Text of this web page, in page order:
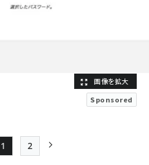
Sponsored
Page
1
Page
2